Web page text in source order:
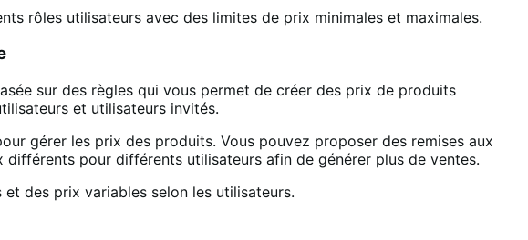
rôles utilisateurs avec des limites de prix minimales et maximales.
sur des règles qui vous permet de créer des prix de produits
et utilisateurs invités.
gérer les prix des produits. Vous pouvez proposer des remises aux
pour différents utilisateurs afin de générer plus de ventes.
des prix variables selon les utilisateurs.